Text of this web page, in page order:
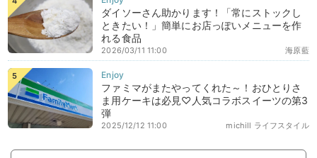
ダイソーさん助かります！「常にストックし
ときたい！」簡単にお店っぽいメニューを作
れる食品
海原藍
2026/03/11 11:00
ファミマがまたやってくれた～！おひとりさ
ま用ケーキは必見♡人気コラボスイーツの第3
弾
michill ライフスタイル
2025/12/12 11:00